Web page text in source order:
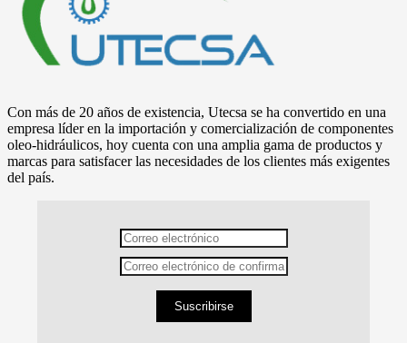
Con más de 20 años de existencia, Utecsa se ha convertido en una
empresa líder en la importación y comercialización de componentes
oleo-hidráulicos, hoy cuenta con una amplia gama de productos y
marcas para satisfacer las necesidades de los clientes más exigentes
del país.
Suscribirse